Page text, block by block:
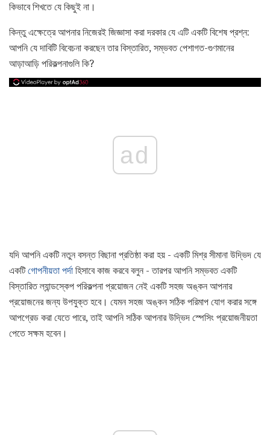
কিভাবে শিখতে যে কিছুই না।
কিন্তু এক্ষেত্রে আপনার নিজেরই জিজ্ঞাসা করা দরকার যে এটি একটি বিশেষ প্রশ্ন:
আপনি যে দাবিটি বিবেচনা করছেন তার বিস্তারিত, সম্ভবত পেশাগত-গুণমানের
আড়াআড়ি পরিকল্পনাগুলি কি?
ad
যদি আপনি একটি নতুন বসন্ত বিছানা প্রতিষ্ঠা করা হয় - একটি মিশ্র সীমানা উদ্ভিদ যে
একটিগোপনীয়তা পর্দা হিসাবে কাজ করবে বলুন - তারপর আপনি সম্ভবত একটি
বিস্তারিত ল্যান্ডস্কেপ পরিকল্পনা প্রয়োজন নেই একটি সহজ অঙ্কন আপনার
প্রয়োজনের জন্য উপযুক্ত হবে। যেমন সহজ অঙ্কন সঠিক পরিমাপ যোগ করার সঙ্গে
আপগ্রেড করা যেতে পারে, তাই আপনি সঠিক আপনার উদ্ভিদ স্পেসিং প্রয়োজনীয়তা
পেতে সক্ষম হবেন।